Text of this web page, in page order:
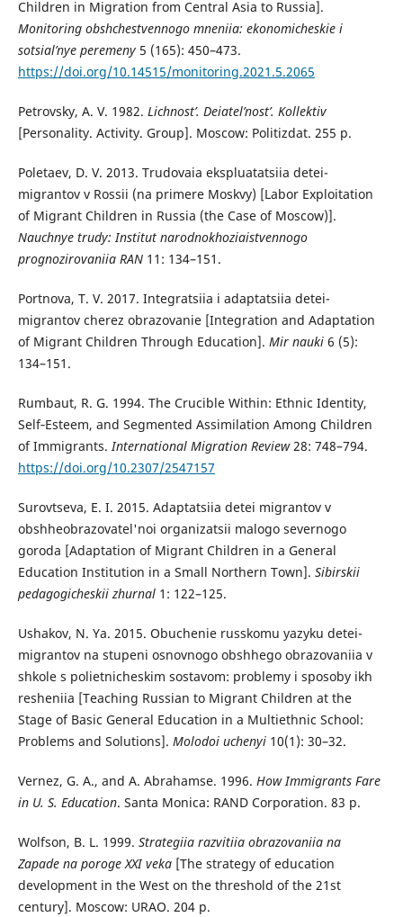
Children in Migration from Central Asia to Russia].
Monitoring obshchestvennogo mneniia: ekonomicheskie i
sotsial’nye peremeny5 (165): 450–473.
https://doi.org/10.14515/monitoring.2021.5.2065
Petrovsky, A. V. 1982. Lichnost’. Deiatel’nost’. Kollektiv
[Personality. Activity. Group]. Moscow: Politizdat. 255 p.
Poletaev, D. V. 2013. Trudovaia ekspluatatsiia detei-
migrantov v Rossii (na primere Moskvy) [Labor Exploitation
of Migrant Children in Russia (the Case of Moscow)].
Nauchnye trudy: Institut narodnokhoziaistvennogo
prognozirovaniia RAN11: 134­–151.
Portnova, T. V. 2017. Integratsiia i adaptatsiia detei-
migrantov cherez obrazovanie [Integration and Adaptation
of Migrant Children Through Education]. Mir nauki6 (5):
134–151.
Rumbaut, R. G. 1994. The Crucible Within: Ethnic Identity,
Self‑Esteem, and Segmented Assimilation Among Children
of Immigrants.International Migration Review28: 748–794.
https://doi.org/10.2307/2547157
Surovtseva, E. I. 2015. Adaptatsiia detei migrantov v
obshheobrazovatel'noi organizatsii malogo severnogo
goroda [Adaptation of Migrant Children in a General
Education Institution in a Small Northern Town]. Sibirskii
pedagogicheskii zhurnal1: 122–125.
Ushakov, N. Ya. 2015. Obuchenie russkomu yazyku detei-
migrantov na stupeni osnovnogo obshhego obrazovaniia v
shkole s polietnicheskim sostavom: problemy i sposoby ikh
resheniia [Teaching Russian to Migrant Children at the
Stage of Basic General Education in a Multiethnic School:
Problems and Solutions]. Molodoi uchenyi10(1): 30–32.
Vernez, G. A., and A. Abrahamse. 1996. How Immigrants Fare
in U. S. Education. Santa Monica: RAND Corporation. 83 p.
Wolfson, B. L. 1999. Strategiia razvitiia obrazovaniia na
Zapade na poroge XXI veka[The strategy of education
development in the West on the threshold of the 21st
century]. Moscow: URAO. 204 p.